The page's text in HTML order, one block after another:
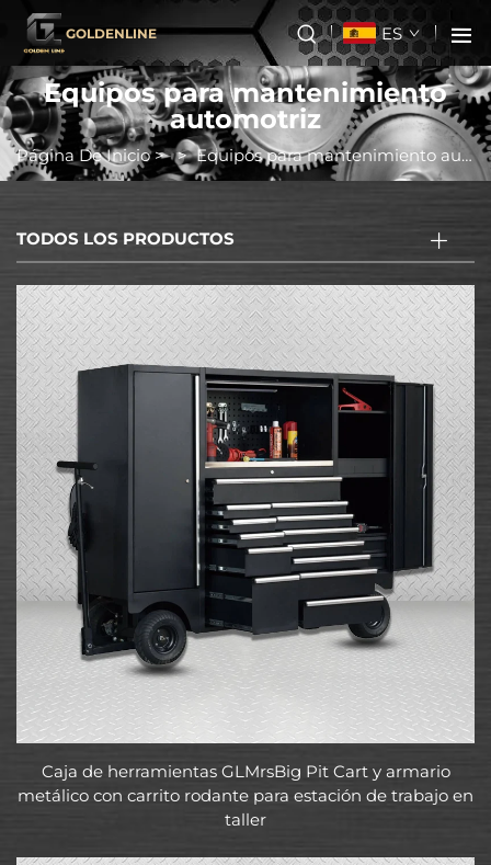
GOLDENLINE ES
Equipos para mantenimiento
automotriz
Página De Inicio>>Equipos para mantenimiento automotriz
TODOS LOS PRODUCTOS
Caja de herramientas GLMrsBig Pit Cart y armario
metálico con carrito rodante para estación de trabajo en
taller